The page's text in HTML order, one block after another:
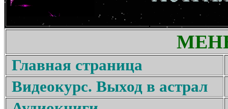
Главная страница
Видеокурс. Выход в астрал